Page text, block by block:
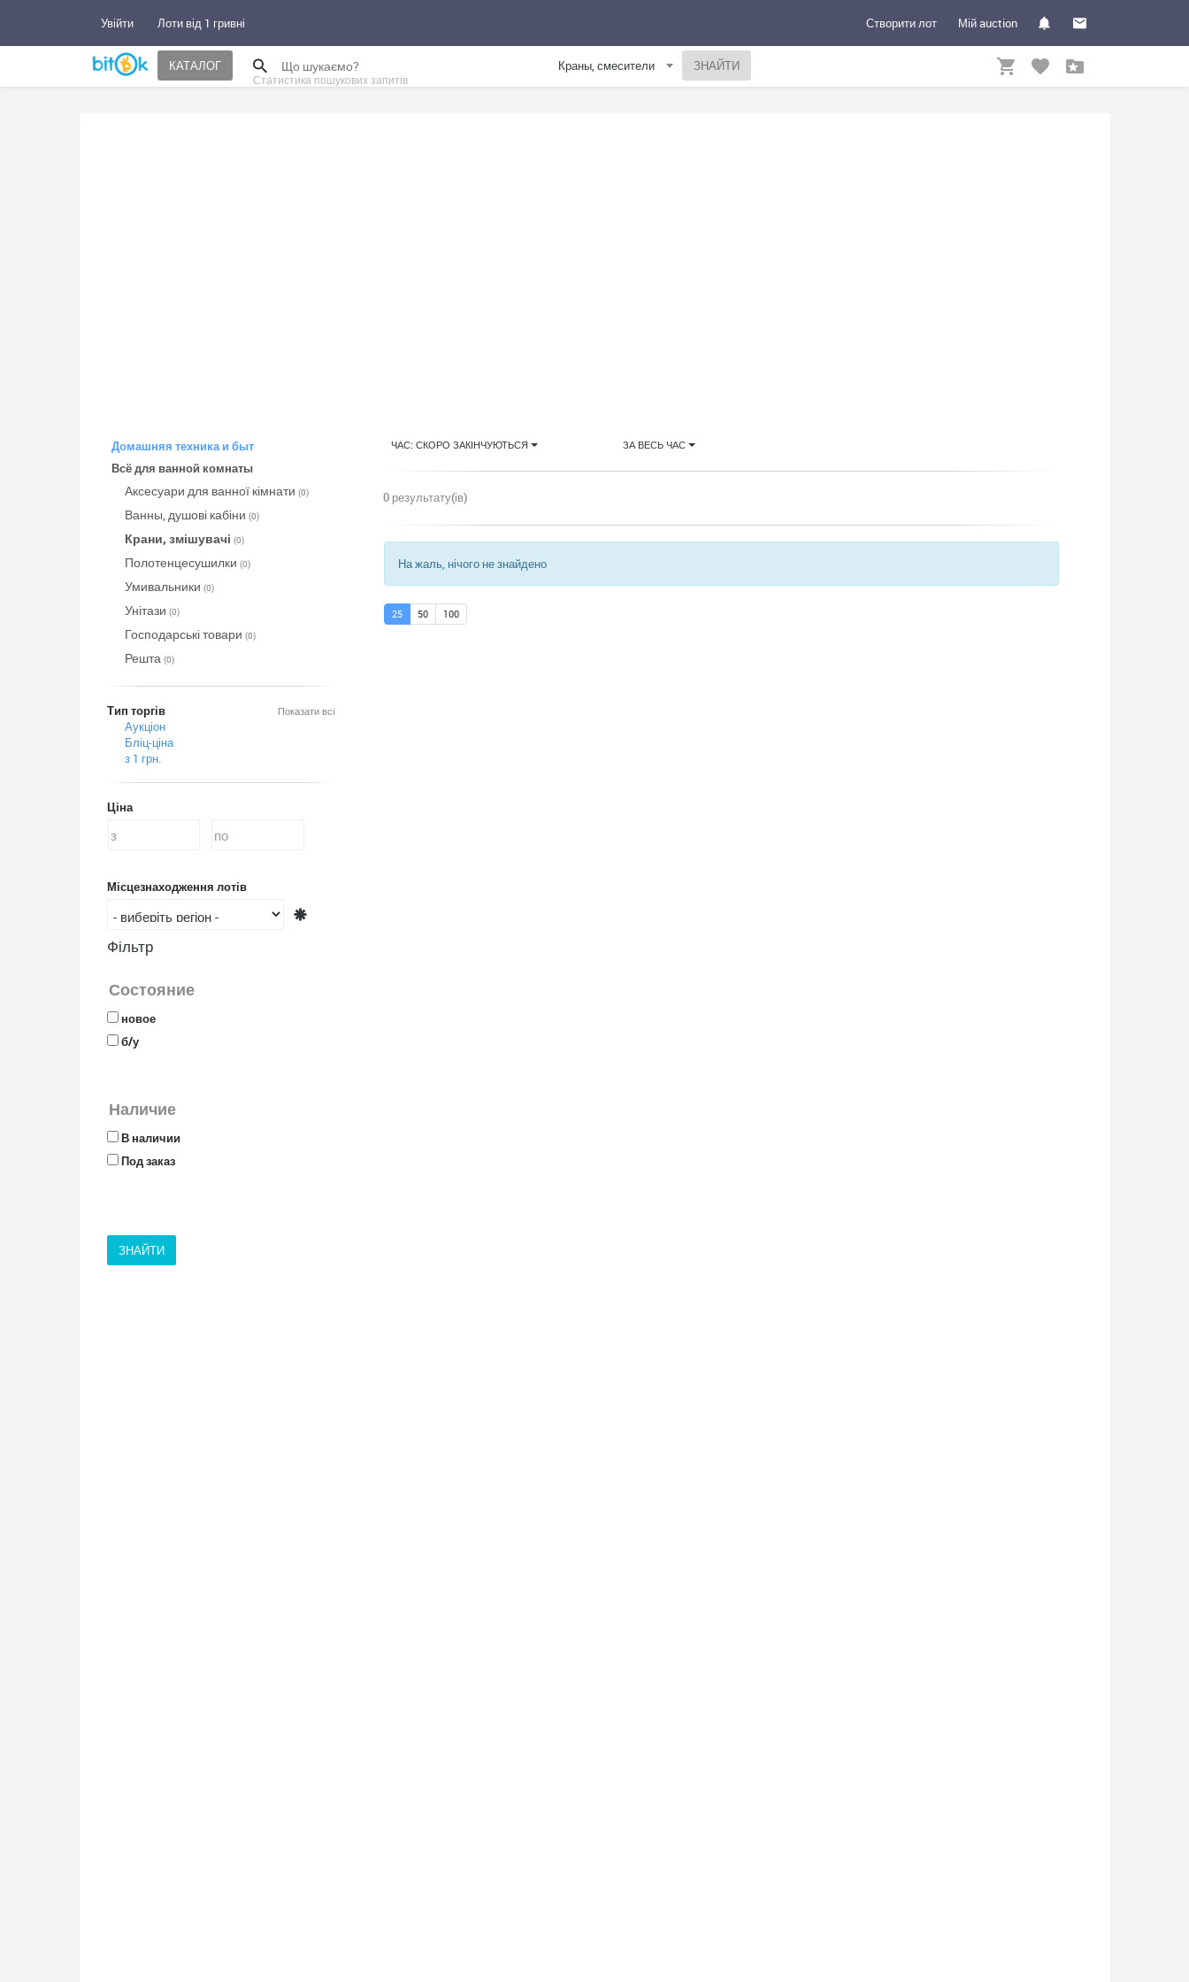
Увійти Лоти від 1 гривні Мій auction
Створити лот
КАТАЛОГ
Статистика пошукових запитів
Краны, смесители
Домашняя техника и быт
Всё для ванной комнаты
Аксесуари для ванної кімнати (0)
Ванны, душові кабіни (0)
Крани, змішувачі (0)
Полотенцесушилки (0)
Умивальники (0)
Унітази (0)
Господарські товари (0)
Решта (0)
Показати всі
Тип торгів
Аукціон
Бліц-ціна
з 1 грн.
Ціна
Місцезнаходження лотів
Фільтр
Состояние
новое
б/у
Наличие
В наличии
Под заказ
ЧАС: СКОРО ЗАКІНЧУЮТЬСЯ ЗА ВЕСЬ ЧАС
0 результату(ів)
На жаль, нічого не знайдено
25 50 100